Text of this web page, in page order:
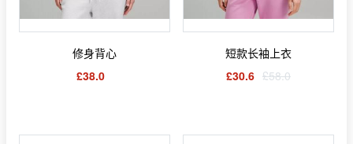
修身背心
£38.0
短款长袖上衣
£30.6 £58.0